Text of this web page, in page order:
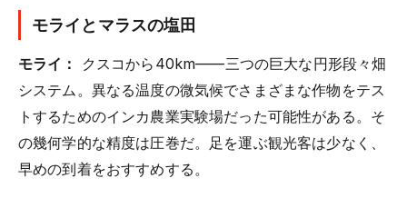
モライとマラスの塩田
モライ：
クスコから40km——三つの巨大な円形段々畑
システム。異なる温度の微気候でさまざまな作物をテス
トするためのインカ農業実験場だった可能性がある。そ
の幾何学的な精度は圧巻だ。足を運ぶ観光客は少なく、
早めの到着をおすすめする。